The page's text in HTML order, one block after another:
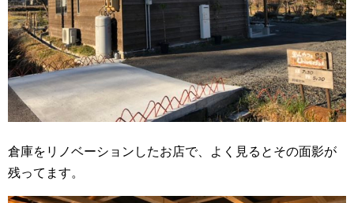
倉庫をリノベーションしたお店で、よく見るとその面影が
残ってます。